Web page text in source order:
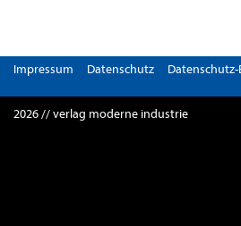
Impressum Datenschutz
2026 // verlag moderne industrie